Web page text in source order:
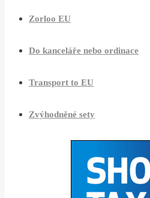
Zorloo EU
Do kanceláře nebo ordinace
Transport to EU
Zvýhodněné sety